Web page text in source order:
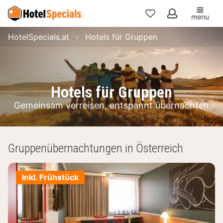
Meine
Favoriten
menu
Hotels für Gruppen
Gemeinsam verreisen, entspannt übernachten
HotelSpecials.at Hotels für Gruppen
Gruppenübernachtungen in Österreich
Inkl. Frühstück